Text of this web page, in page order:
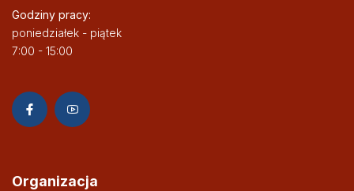
Godziny pracy:
poniedziałek - piątek
7:00 - 15:00
Organizacja